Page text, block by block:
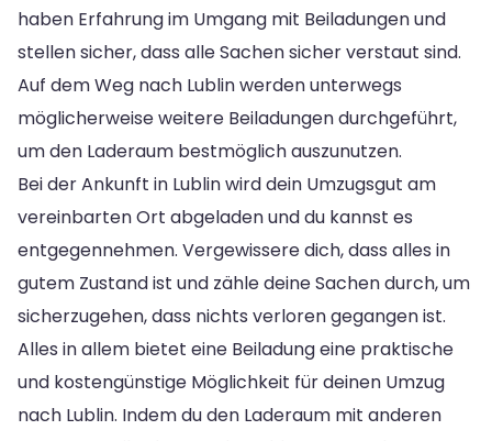
haben Erfahrung im Umgang mit Beiladungen und
stellen sicher, dass alle Sachen sicher verstaut sind.
Auf dem Weg nach Lublin werden unterwegs
möglicherweise weitere Beiladungen durchgeführt,
um den Laderaum bestmöglich auszunutzen.
Bei der Ankunft in Lublin wird dein Umzugsgut am
vereinbarten Ort abgeladen und du kannst es
entgegennehmen. Vergewissere dich, dass alles in
gutem Zustand ist und zähle deine Sachen durch, um
sicherzugehen, dass nichts verloren gegangen ist.
Alles in allem bietet eine Beiladung eine praktische
und kostengünstige Möglichkeit für deinen Umzug
nach Lublin. Indem du den Laderaum mit anderen